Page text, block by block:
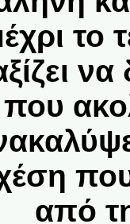
το
να
που
από